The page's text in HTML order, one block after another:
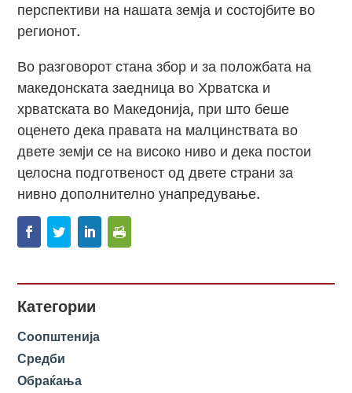
перспективи на нашата земја и состојбите во
регионот.
Во разговорот стана збор и за положбата на
македонската заедница во Хрватска и
хрватската во Македонија, при што беше
оценето дека правата на малцинствата во
двете земји се на високо ниво и дека постои
целосна подготвеност од двете страни за
нивно дополнително унапредување.
Категории
Соопштенија
Средби
Обраќања